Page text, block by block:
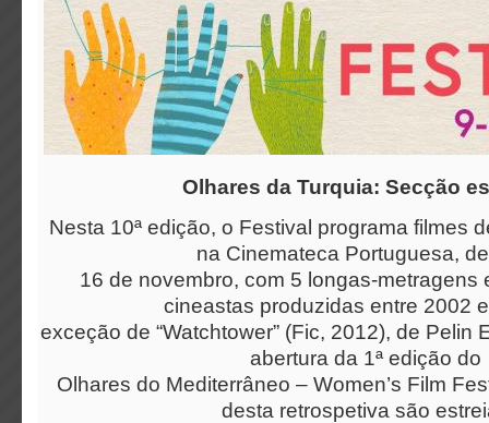
Olhares da Turquia: Secção
Nesta 10ª edição, o Festival programa filmes
na Cinemateca Portuguesa,
16 de novembro, com 5 longas-metragens
cineastas produzidas entre 2002
exceção de “Watchtower” (Fic, 2012), de Pelin
abertura da 1ª edição do
Olhares do Mediterrâneo – Women’s Film
desta retrospetiva são